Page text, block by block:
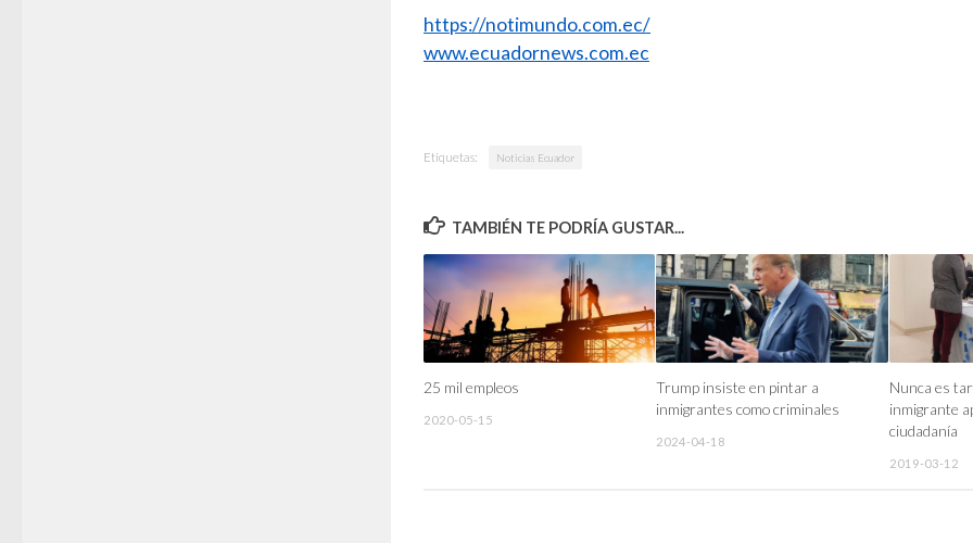
https://notimundo.com.ec/
www.ecuadornews.com.ec
Etiquetas: Noticias Ecuador
TAMBIÉN TE PODRÍA GUSTAR...
25 mil empleos
2020-05-15
Trump insiste en pintar a
inmigrantes como criminales
2024-04-18
Nunca es
inmigrante
ciudadanía
2019-03-12